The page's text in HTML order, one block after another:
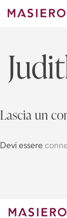
Skip
Lascia un
Devi essere